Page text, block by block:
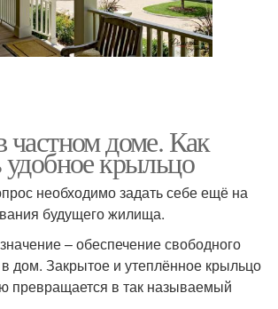
доме. Как
удобное крыльцо
необходимо задать себе ещё на
будущего жилища.
– обеспечение свободного
дом. Закрытое и утеплённое крыльцо
превращается в так называемый